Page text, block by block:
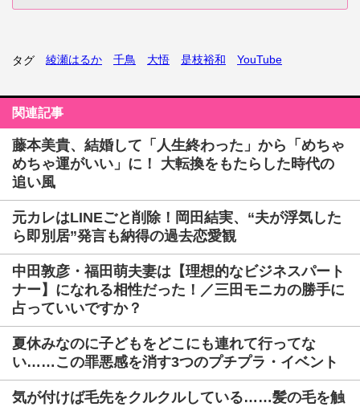
タグ 綾瀬はるか 千鳥 大悟 是枝裕和 YouTube
関連記事
藤本美貴、結婚して「人生終わった」から「めちゃ
めちゃ運がいい」に！ 大転換をもたらした時代の
追い風
元カレはLINEごと削除！岡田結実、“夫が浮気した
ら即別居”発言も納得の過去恋愛観
中田敦彦・福田萌夫妻は【理想的なビジネスパート
ナー】になれる相性だった！／三田モニカの勝手に
占っていいですか？
夏休みなのに子どもをどこにも連れて行ってな
い……この罪悪感を消す3つのプチプラ・イベント
気が付けば毛先をクルクルしている……髪の毛を触